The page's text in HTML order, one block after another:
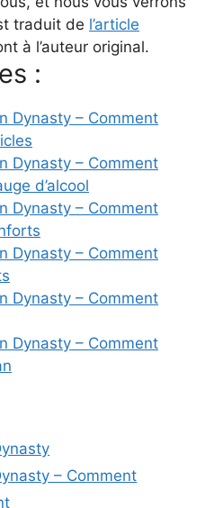
traduit de l’article
à l’auteur original.
:
Dynasty – Comment
Dynasty – Comment
d’alcool
Dynasty – Comment
Dynasty – Comment
Dynasty – Comment
Dynasty – Comment
– Comment